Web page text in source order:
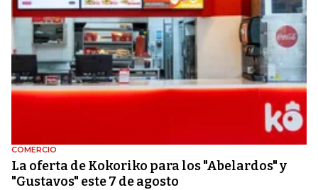
COMERCIO
La oferta de Kokoriko para los "Abelardos" y
"Gustavos" este 7 de agosto